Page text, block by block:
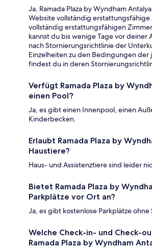
Ja, Ramada Plaza by Wyndham
Website vollständig erstattungsfähige
vollständig erstattungsfähigen
kannst du bis wenige Tage vor deiner
nach Stornierungsrichtlinie der
Einzelheiten zu den Bedingungen
findest du in deren
Verfügt Ramada Plaza by
einen Pool?
Ja, es gibt einen Innenpool, einen
Kinderbecken.
Erlaubt Ramada Plaza by
Haustiere?
Haus- und Assistenztiere sind leider
Bietet Ramada Plaza by
Parkplätze vor Ort an?
Ja, es gibt kostenlose Parkplätze ohne
Welche Check-in- und Check-
Ramada Plaza by Wyndham